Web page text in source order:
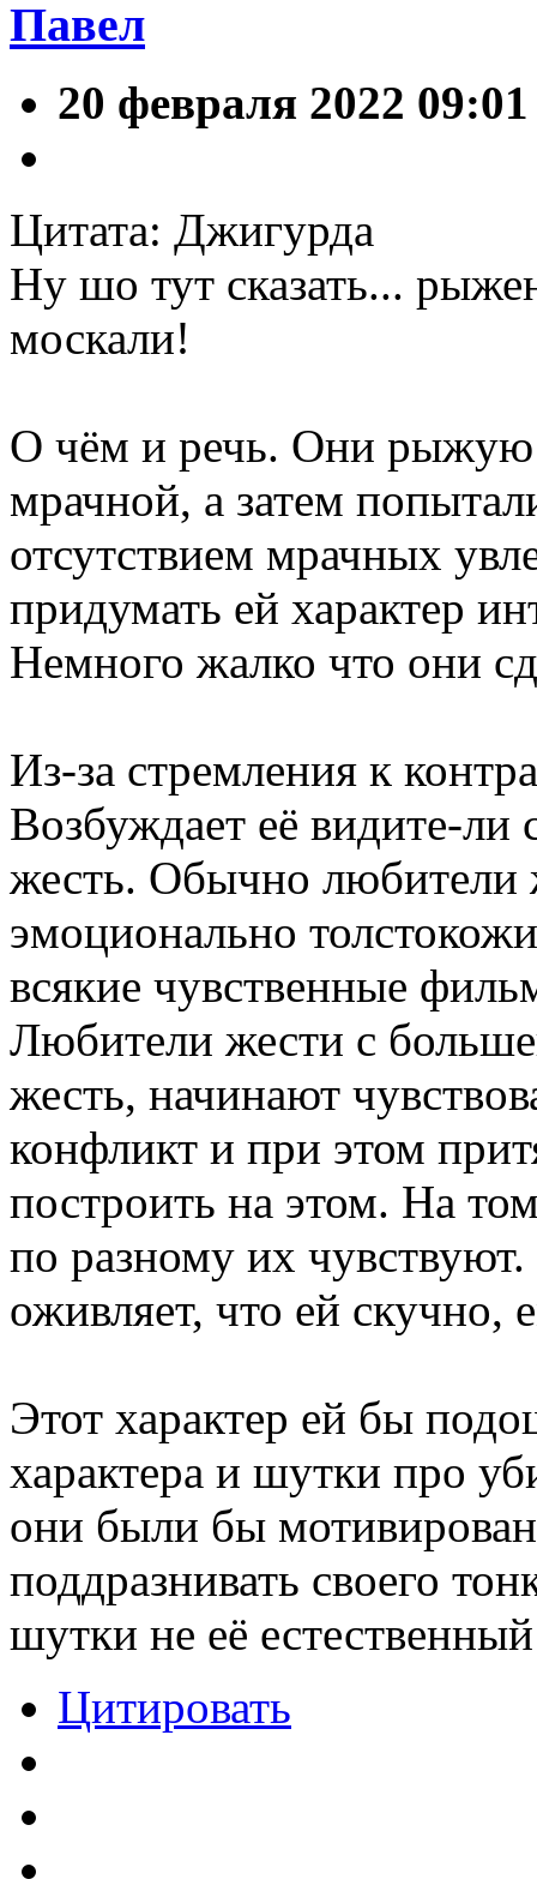
Павел
20 февраля 2022 09:01
Цитата: Джигурда
Ну шо тут сказать...
москали!
О чём и речь. Они рыжую
мрачной, а затем
отсутствием мрачных
придумать ей характер
Немного жалко что они
Из-за стремления к
Возбуждает её видите-ли
жесть. Обычно любители
эмоционально
всякие чувственные
Любители жести с
жесть, начинают
конфликт и при этом
построить на этом. На
по разному их
оживляет, что ей скучно,
Этот характер ей бы
характера и шутки про
они были бы
поддразнивать своего
шутки не её
Цитировать